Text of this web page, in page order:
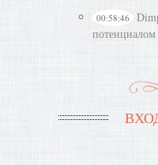
00:58:46